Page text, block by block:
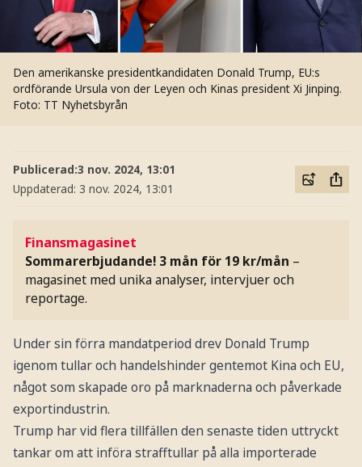
Den amerikanske presidentkandidaten Donald Trump, EU:s
ordförande Ursula von der Leyen och Kinas president Xi Jinping.
Foto: TT Nyhetsbyrån
Publicerad:3 nov. 2024, 13:01
Uppdaterad: 3 nov. 2024, 13:01
Finansmagasinet
Sommarerbjudande! 3 mån för 19 kr/mån –
magasinet med unika analyser, intervjuer och
reportage.
Under sin förra mandatperiod drev Donald Trump
igenom tullar och handelshinder gentemot Kina och EU,
något som skapade oro på marknaderna och påverkade
exportindustrin.
Trump har vid flera tillfällen den senaste tiden uttryckt
tankar om att införa strafftullar på alla importerade